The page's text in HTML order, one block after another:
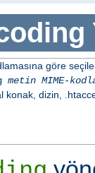
göre
metin MIME-
konak, dizin,